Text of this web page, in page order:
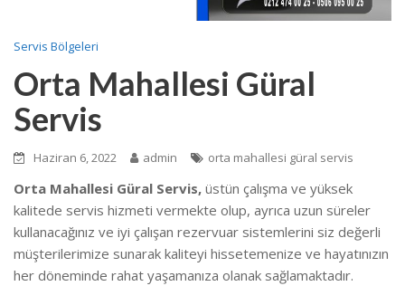
Servis Bölgeleri
Orta Mahallesi Güral
Servis
Haziran 6, 2022 admin orta mahallesi güral servis
Orta Mahallesi Güral Servis, üstün çalışma ve yüksek
kalitede servis hizmeti vermekte olup, ayrıca uzun süreler
kullanacağınız ve iyi çalışan rezervuar sistemlerini siz değerli
müşterilerimize sunarak kaliteyi hissetemenize ve hayatınızın
her döneminde rahat yaşamanıza olanak sağlamaktadır.